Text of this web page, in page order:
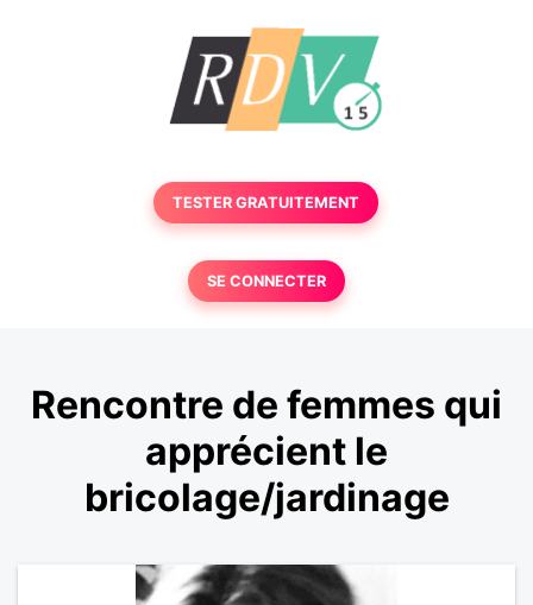
TESTER GRATUITEMENT
SE CONNECTER
Rencontre de femmes qui
apprécient le
bricolage/jardinage